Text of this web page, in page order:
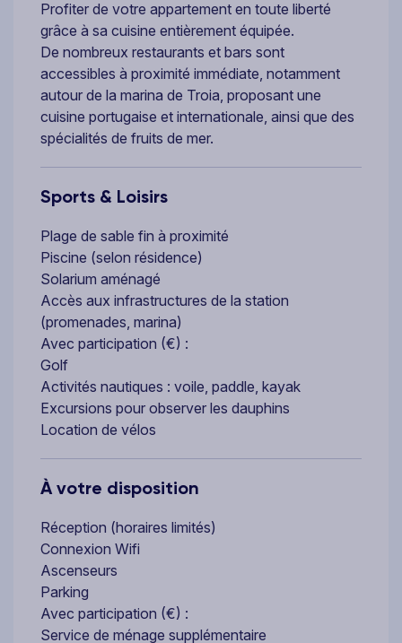
Profiter de votre appartement en toute liberté
grâce à sa cuisine entièrement équipée.
De nombreux restaurants et bars sont
accessibles à proximité immédiate, notamment
autour de la marina de Troia, proposant une
cuisine portugaise et internationale, ainsi que des
spécialités de fruits de mer.
Sports & Loisirs
Plage de sable fin à proximité
Piscine (selon résidence)
Solarium aménagé
Accès aux infrastructures de la station
(promenades, marina)
Avec participation (€) :
Golf
Activités nautiques : voile, paddle, kayak
Excursions pour observer les dauphins
Location de vélos
À votre disposition
Réception (horaires limités)
Connexion Wifi
Ascenseurs
Parking
Avec participation (€) :
Service de ménage supplémentaire